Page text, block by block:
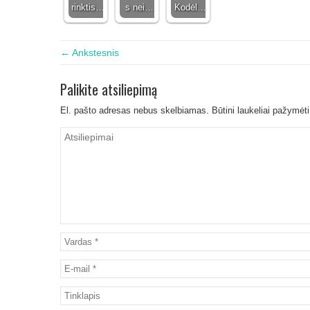
rinktis…
s nei…
Kodėl…
← Ankstesnis
Palikite atsiliepimą
El. pašto adresas nebus skelbiamas. Būtini laukeliai pažymėti